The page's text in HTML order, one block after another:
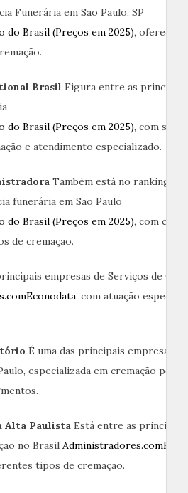
Funerária em São Paulo, SP
do Brasil (Preços em 2025),
Brasil Figura entre as
do Brasil (Preços em 2025), com
e atendimento especializado.
Também está no ranking
funerária em São Paulo
do Brasil (Preços em 2025), com
de cremação.
empresas de Serviços de
Econodata, com atuação
É uma das principais empresas
especializada em cremação pet
Alta Paulista Está entre as
no Brasil Administradores.com
tipos de cremação.